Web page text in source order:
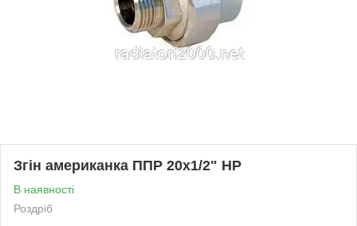
Згін американка ППР 20х1/2" НР
В наявності
Роздріб